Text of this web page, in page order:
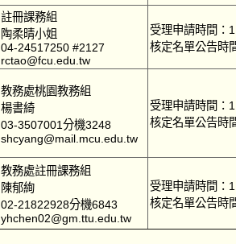
註冊課務組
陶柔晴小姐
04-24517250 #2127
rctao@fcu.edu.tw
受理申請時間：
核定名單公告時
教務處桃園教務組
楊書綺
03-3507001分機3248
shcyang@mail.mcu.edu.tw
受理申請時間：
核定名單公告時
教務處註冊課務組
陳郁絢
02-21822928分機6843
yhchen02@gm.ttu.edu.tw
受理申請時間：
核定名單公告時